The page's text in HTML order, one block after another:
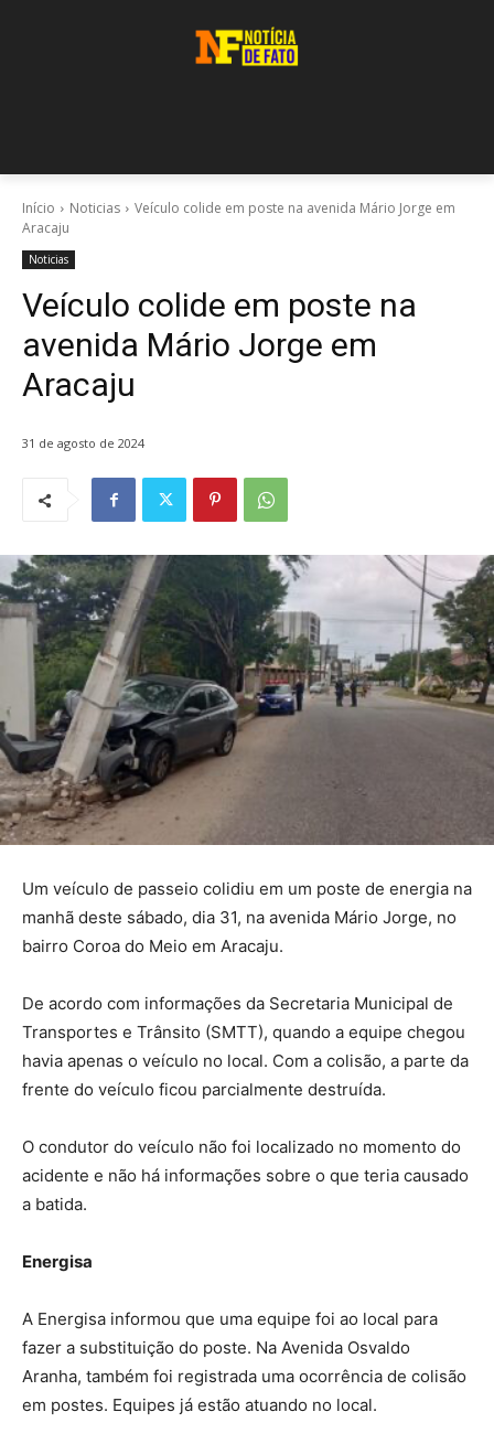
Início Noticias
Veículo colide em poste na avenida Mário Jorge em
Aracaju
Noticias
Veículo colide em poste na
avenida Mário Jorge em
Aracaju
31 de agosto de 2024
Um veículo de passeio colidiu em um poste de energia na
manhã deste sábado, dia 31, na avenida Mário Jorge, no
bairro Coroa do Meio em Aracaju.
De acordo com informações da Secretaria Municipal de
Transportes e Trânsito (SMTT), quando a equipe chegou
havia apenas o veículo no local. Com a colisão, a parte da
frente do veículo ficou parcialmente destruída.
O condutor do veículo não foi localizado no momento do
acidente e não há informações sobre o que teria causado
a batida.
Energisa
A Energisa informou que uma equipe foi ao local para
fazer a substituição do poste. Na Avenida Osvaldo
Aranha, também foi registrada uma ocorrência de colisão
em postes. Equipes já estão atuando no local.